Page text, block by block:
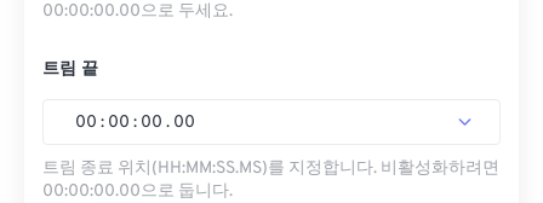
00:00:00.00으로 두세요.
트림 끝
00 : 00 : 00 . 00
트림 종료 위치(HH:MM:SS.MS)를 지정합니다. 비활성화하려면
00:00:00.00으로 둡니다.